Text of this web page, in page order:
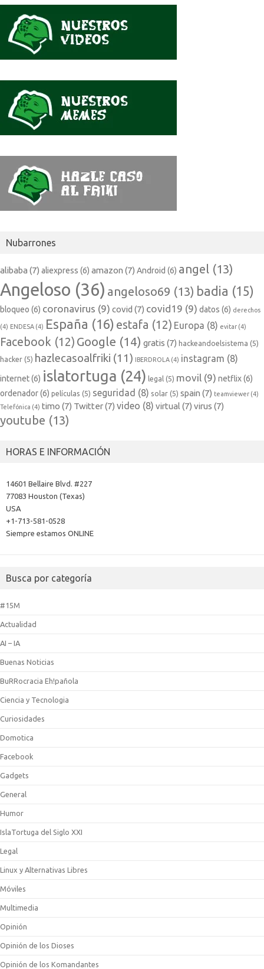
Nubarrones
alibaba (7) aliexpress (6) amazon (7) Android (6) angel (13)
Angeloso (36) angeloso69 (13) badia (15)
bloqueo (6) coronavirus (9) covid (7) covid19 (9) datos (6) derechos
(4) ENDESA (4) España (16) estafa (12) Europa (8) evitar (4)
Facebook (12) Google (14) gratis (7) hackeandoelsistema (5)
hacker (5) hazlecasoalfriki (11) IBERDROLA (4) instagram (8)
internet(6) islatortuga (24) legal (5) movil (9) netflix(6)
ordenador(6) películas (5) seguridad (8) solar (5) spain (7) teamviewer (4)
Telefónica (4) timo (7) Twitter(7) video (8) virtual (7) virus (7)
youtube (13)
HORAS E INFORMACIÓN
14601 Bellaire Blvd. #227
77083 Houston (Texas)
USA
+1-713-581-0528
Siempre estamos ONLINE
Busca por categoría
#15M
Actualidad
AI – IA
Buenas Noticias
BuRRocracia Eh!pañola
Ciencia y Tecnologia
Curiosidades
Domotica
Facebook
Gadgets
General
Humor
IslaTortuga del Siglo XXI
Legal
Linux y Alternativas Libres
Móviles
Multimedia
Opinión
Opinión de los Dioses
Opinión de los Komandantes